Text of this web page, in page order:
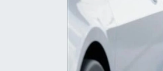
Foto Galeri